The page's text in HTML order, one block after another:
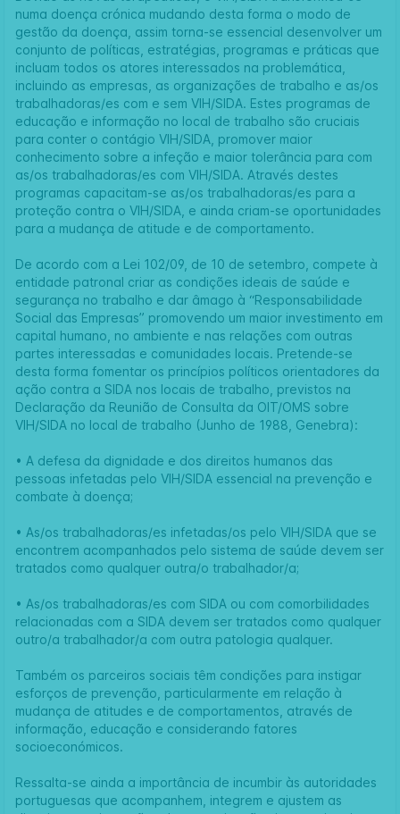
numa doença crónica mudando desta forma o modo de
gestão da doença, assim torna-se essencial desenvolver um
conjunto de políticas, estratégias, programas e práticas que
incluam todos os atores interessados na problemática,
incluindo as empresas, as organizações de trabalho e as/os
trabalhadoras/es com e sem VIH/SIDA. Estes programas de
educação e informação no local de trabalho são cruciais
para conter o contágio VIH/SIDA, promover maior
conhecimento sobre a infeção e maior tolerância para com
as/os trabalhadoras/es com VIH/SIDA. Através destes
programas capacitam-se as/os trabalhadoras/es para a
proteção contra o VIH/SIDA, e ainda criam-se oportunidades
para a mudança de atitude e de comportamento.
De acordo com a Lei 102/09, de 10 de setembro, compete à
entidade patronal criar as condições ideais de saúde e
segurança no trabalho e dar âmago à “Responsabilidade
Social das Empresas” promovendo um maior investimento em
capital humano, no ambiente e nas relações com outras
partes interessadas e comunidades locais. Pretende-se
desta forma fomentar os princípios políticos orientadores da
ação contra a SIDA nos locais de trabalho, previstos na
Declaração da Reunião de Consulta da OIT/OMS sobre
VIH/SIDA no local de trabalho (Junho de 1988, Genebra):
• A defesa da dignidade e dos direitos humanos das
pessoas infetadas pelo VIH/SIDA essencial na prevenção e
combate à doença;
• As/os trabalhadoras/es infetadas/os pelo VIH/SIDA que se
encontrem acompanhados pelo sistema de saúde devem ser
tratados como qualquer outra/o trabalhador/a;
• As/os trabalhadoras/es com SIDA ou com comorbilidades
relacionadas com a SIDA devem ser tratados como qualquer
outro/a trabalhador/a com outra patologia qualquer.
Também os parceiros sociais têm condições para instigar
esforços de prevenção, particularmente em relação à
mudança de atitudes e de comportamentos, através de
informação, educação e considerando fatores
socioeconómicos.
Ressalta-se ainda a importância de incumbir às autoridades
portuguesas que acompanhem, integrem e ajustem as